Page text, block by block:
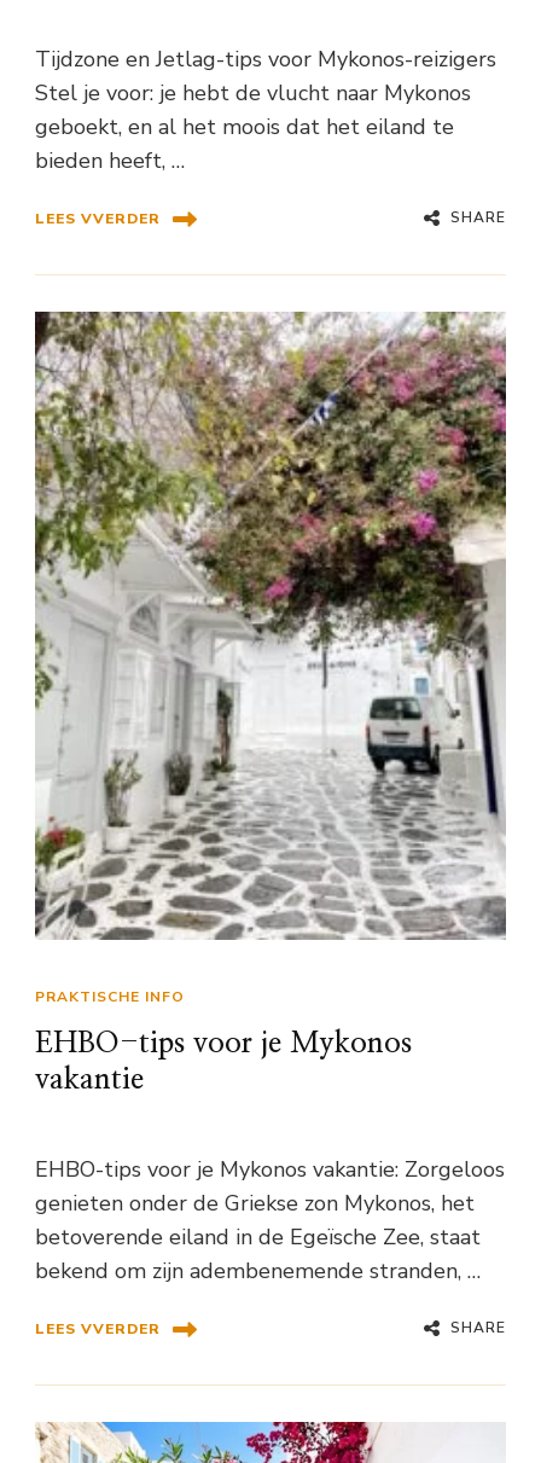
Tijdzone en Jetlag-tips voor Mykonos-reizigers
Stel je voor: je hebt de vlucht naar Mykonos
geboekt, en al het moois dat het eiland te
bieden heeft, …
LEES VVERDER SHARE
PRAKTISCHE INFO
EHBO-tips voor je Mykonos
vakantie
EHBO-tips voor je Mykonos vakantie: Zorgeloos
genieten onder de Griekse zon Mykonos, het
betoverende eiland in de Egeïsche Zee, staat
bekend om zijn adembenemende stranden, …
LEES VVERDER SHARE